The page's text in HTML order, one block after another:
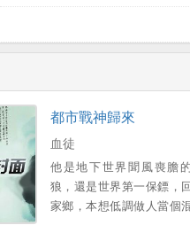
都市戰神歸來
血徒
他是地下世界聞風喪膽
狼，還是世界第一保鏢，
家鄉，本想低調做人當個